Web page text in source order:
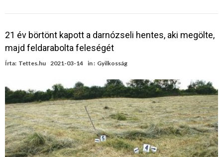
21 év börtönt kapott a darnózseli hentes, aki megölte,
majd feldarabolta feleségét
Írta: Tettes.hu 2021-03-14 in : Gyilkosság